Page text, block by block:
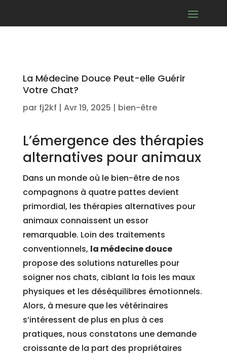
La Médecine Douce Peut-elle Guérir
Votre Chat?
par fj2kf | Avr 19, 2025 | bien-être
L’émergence des thérapies
alternatives pour animaux
Dans un monde où le bien-être de nos
compagnons à quatre pattes devient
primordial, les thérapies alternatives pour
animaux connaissent un essor
remarquable. Loin des traitements
conventionnels, la médecine douce
propose des solutions naturelles pour
soigner nos chats, ciblant la fois les maux
physiques et les déséquilibres émotionnels.
Alors, à mesure que les vétérinaires
s’intéressent de plus en plus à ces
pratiques, nous constatons une demande
croissante de la part des propriétaires